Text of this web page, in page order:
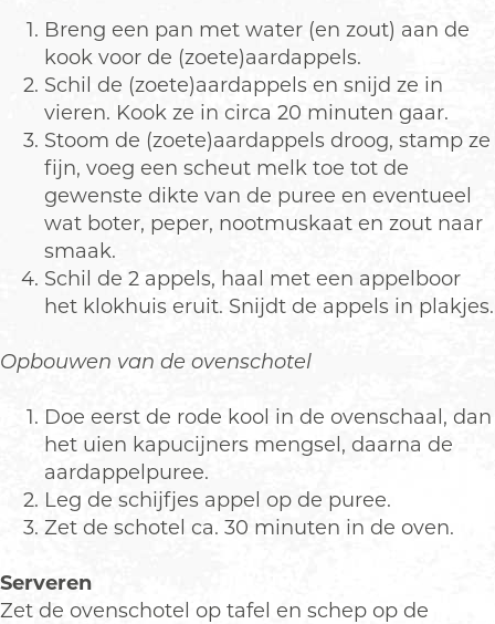
Breng een pan met water (en zout) aan de
kook voor de (zoete)aardappels.
Schil de (zoete)aardappels en snijd ze in
vieren. Kook ze in circa 20 minuten gaar.
Stoom de (zoete)aardappels droog, stamp ze
fijn, voeg een scheut melk toe tot de
gewenste dikte van de puree en eventueel
wat boter, peper, nootmuskaat en zout naar
smaak.
Schil de 2 appels, haal met een appelboor
het klokhuis eruit. Snijdt de appels in plakjes.
Opbouwen van de ovenschotel
Doe eerst de rode kool in de ovenschaal, dan
het uien kapucijners mengsel, daarna de
aardappelpuree.
Leg de schijfjes appel op de puree.
Zet de schotel ca. 30 minuten in de oven.
Serveren
Zet de ovenschotel op tafel en schep op de